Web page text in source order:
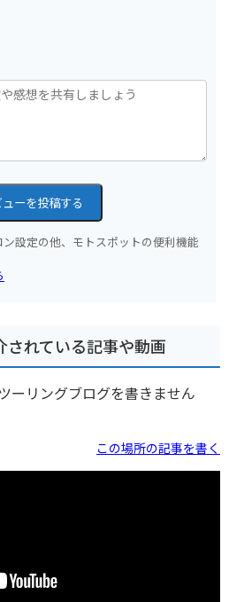
ューを投稿する
設定の他、モトスポットの便利機能
されている記事や動画
ーリングブログを書きません
この場所の記事を書く